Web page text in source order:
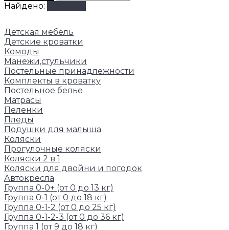
Найдено:
Детская мебель
Детские кроватки
Комоды
Манежи,стульчики
Постельные принадлежности
Комплекты в кроватку
Постельное белье
Матрасы
Пеленки
Пледы
Подушки для малыша
Коляски
Прогулочные коляски
Коляски 2 в 1
Коляски для двойни и погодок
Автокресла
Группа 0-0+ (от 0 до 13 кг)
Группа 0-1 (от 0 до 18 кг)
Группа 0-1-2 (от 0 до 25 кг)
Группа 0-1-2-3 (от 0 до 36 кг)
Группа 1 (от 9 до 18 кг)